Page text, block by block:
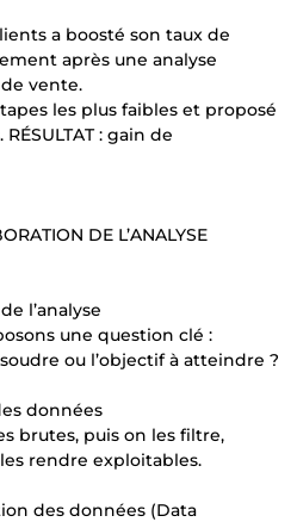
a boosté son taux de
après une analyse
vente.
les plus faibles et proposé
: gain de
DE L’ANALYSE
l’analyse
une question clé :
ou l’objectif à atteindre ?
données
brutes, puis on les filtre,
rendre exploitables.
des données (Data